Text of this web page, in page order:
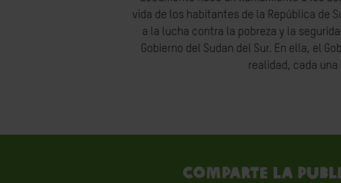
vida de los habitantes de la República de
a la lucha contra la pobreza y la
Gobierno del Sudan del Sur. En ella, el
realidad, cada
Comparte la